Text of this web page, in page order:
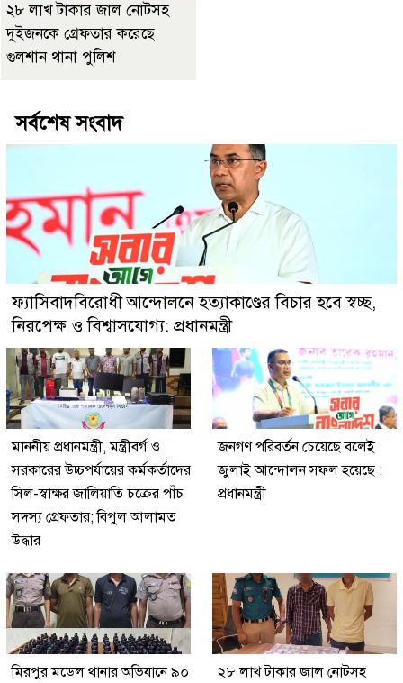
২৮ লাখ টাকার জাল নোটসহ
দুইজনকে গ্রেফতার করেছে
গুলশান থানা পুলিশ
সর্বশেষ সংবাদ
ফ্যাসিবাদবিরোধী আন্দোলনে হত্যাকাণ্ডের বিচার হবে স্বচ্ছ,
নিরপেক্ষ ও বিশ্বাসযোগ্য: প্রধানমন্ত্রী
মাননীয় প্রধানমন্ত্রী, মন্ত্রীবর্গ ও
সরকারের উচ্চপর্যায়ের কর্মকর্তাদের
সিল-স্বাক্ষর জালিয়াতি চক্রের পাঁচ
সদস্য গ্রেফতার; বিপুল আলামত
উদ্ধার
জনগণ পরিবর্তন চেয়েছে বলেই
জুলাই আন্দোলন সফল হয়েছে :
প্রধানমন্ত্রী
মিরপুর মডেল থানার অভিযানে ৯০
২৮ লাখ টাকার জাল নোটসহ